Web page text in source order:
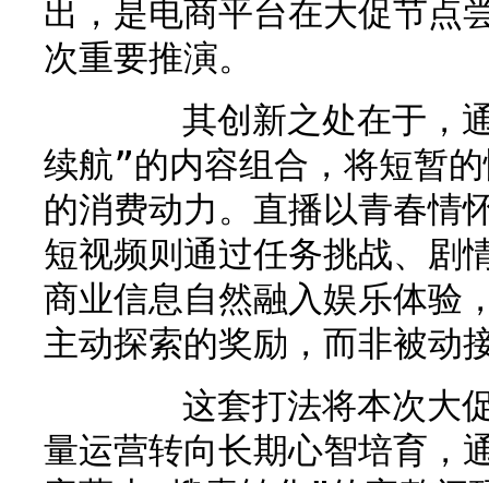
出，是电商平台在大促节点
次重要推演。
其创新之处在于，通
续航”的内容组合，将短暂
的消费动力。直播以青春情
短视频则通过任务挑战、剧
商业信息自然融入娱乐体验
主动探索的奖励，而非被动
这套打法将本次大促
量运营转向长期心智培育，